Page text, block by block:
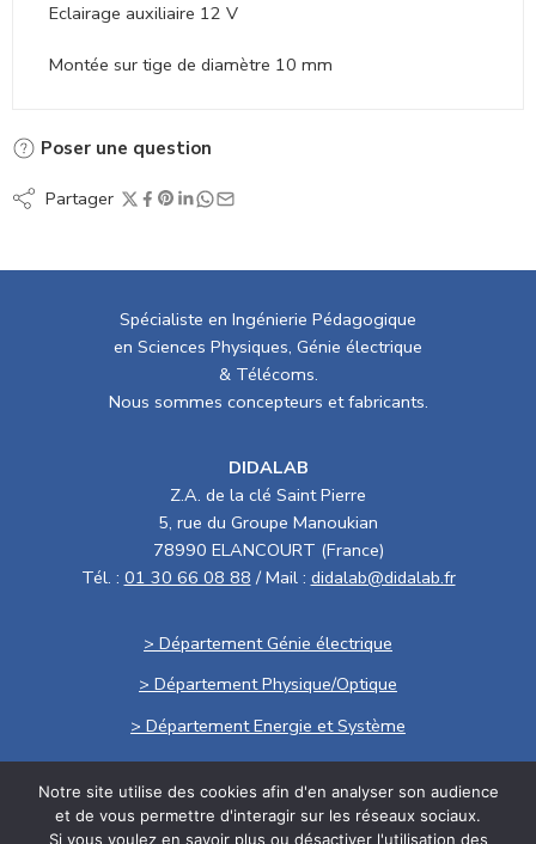
Eclairage auxiliaire 12 V
Montée sur tige de diamètre 10 mm
Poser une question
Partager
Spécialiste en Ingénierie Pédagogique
en Sciences Physiques, Génie électrique
& Télécoms.
Nous sommes concepteurs et fabricants.
DIDALAB
Z.A. de la clé Saint Pierre
5, rue du Groupe Manoukian
78990 ELANCOURT (France)
Tél. : 01 30 66 08 88 / Mail : didalab@didalab.fr
> Département Génie électrique
> Département Physique/Optique
> Département Energie et Système
Politique de confidentialité
Notre site utilise des cookies afin d'en analyser son audience
et de vous permettre d'interagir sur les réseaux sociaux.
Si vous voulez en savoir plus ou désactiver l'utilisation des